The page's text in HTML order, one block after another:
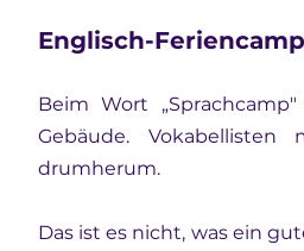
Englisch-
Beim Wort
Gebäude.
drumherum.
Das ist es nicht, was ein